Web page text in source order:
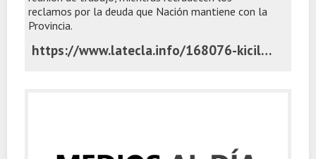
reclamos por la deuda que Nación mantiene con la
Provincia.
https://www.latecla.info/168076-kicillof-se-repliega-contra-milei-y-no-ira-al-acto-patrio-en-plena-pelea-por-los-fondos